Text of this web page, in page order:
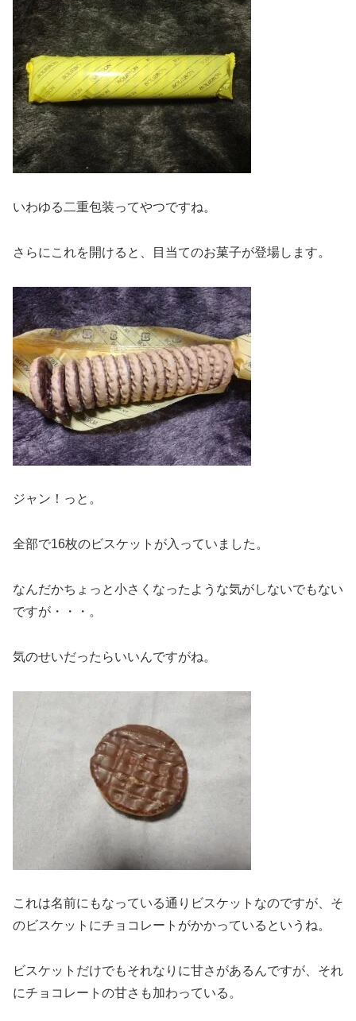
いわゆる二重包装ってやつですね。
さらにこれを開けると、目当てのお菓子が登場します。
ジャン！っと。
全部で16枚のビスケットが入っていました。
なんだかちょっと小さくなったような気がしないでもない
ですが・・・。
気のせいだったらいいんですがね。
これは名前にもなっている通りビスケットなのですが、そ
のビスケットにチョコレートがかかっているというね。
ビスケットだけでもそれなりに甘さがあるんですが、それ
にチョコレートの甘さも加わっている。